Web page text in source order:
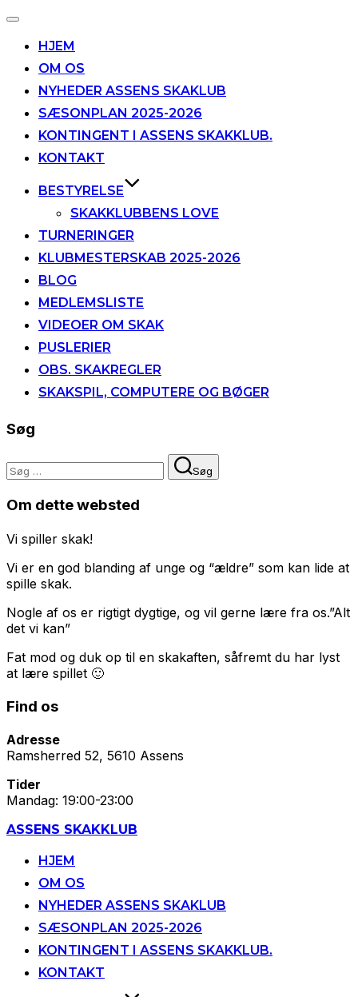
Slå
til/fra HJEM
OM OS
NYHEDER ASSENS SKAKLUB
SÆSONPLAN 2025-2026
KONTINGENT I ASSENS SKAKKLUB.
KONTAKT
BESTYRELSE
SKAKKLUBBENS LOVE
TURNERINGER
KLUBMESTERSKAB 2025-2026
BLOG
MEDLEMSLISTE
VIDEOER OM SKAK
PUSLERIER
OBS. SKAKREGLER
SKAKSPIL, COMPUTERE OG BØGER
Søg
Søg
efter:
Søg
Om dette websted
Vi spiller skak!
Vi er en god blanding af unge og “ældre” som kan lide at
spille skak.
Nogle af os er rigtigt dygtige, og vil gerne lære fra os.”Alt
det vi kan”
Fat mod og duk op til en skakaften, såfremt du har lyst
at lære spillet 🙂
Find os
Adresse
Ramsherred 52, 5610 Assens
Tider
Mandag: 19:00-23:00
Videre
indhold
ASSENS SKAKKLUB
HJEM
OM OS
NYHEDER ASSENS SKAKLUB
SÆSONPLAN 2025-2026
KONTINGENT I ASSENS SKAKKLUB.
KONTAKT